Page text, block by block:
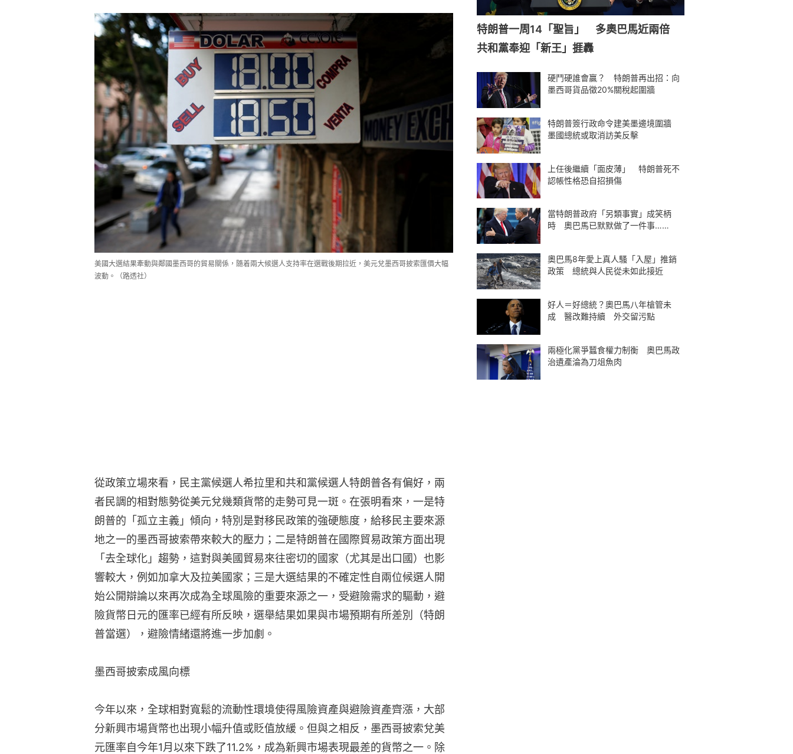
美國大選結果牽動與鄰國墨西哥的貿易關係，隨着兩大候選人支持率在選戰後期拉近，美元兌墨西哥披索匯價大幅
波動。（路透社）
從政策立場來看，民主黨候選人希拉里和共和黨候選人特朗普各有偏好，兩
者民調的相對態勢從美元兌幾類貨幣的走勢可見一斑。在張明看來，一是特
朗普的「孤立主義」傾向，特別是對移民政策的強硬態度，給移民主要來源
地之一的墨西哥披索帶來較大的壓力；二是特朗普在國際貿易政策方面出現
「去全球化」趨勢，這對與美國貿易來往密切的國家（尤其是出口國）也影
響較大，例如加拿大及拉美國家；三是大選結果的不確定性自兩位候選人開
始公開辯論以來再次成為全球風險的重要來源之一，受避險需求的驅動，避
險貨幣日元的匯率已經有所反映，選舉結果如果與市場預期有所差別（特朗
普當選），避險情緒還將進一步加劇。
墨西哥披索成風向標
今年以來，全球相對寬鬆的流動性環境使得風險資產與避險資產齊漲，大部
分新興市場貨幣也出現小幅升值或貶值放緩。但與之相反，墨西哥披索兌美
元匯率自今年1月以來下跌了11.2%，成為新興市場表現最差的貨幣之一。除
特朗普一周14「聖旨」 多奧巴馬近兩倍
共和黨奉迎「新王」捱轟
硬鬥硬誰會贏？ 特朗普再出招：向
墨西哥貨品徵20%關稅起圍牆
特朗普簽行政命令建美墨邊境圍牆
墨國總統或取消訪美反擊
上任後繼續「面皮薄」 特朗普死不
認帳性格恐自招損傷
當特朗普政府「另類事實」成笑柄
時 奧巴馬已默默做了一件事……
奧巴馬8年愛上真人騷「入屋」推銷
政策 總統與人民從未如此接近
好人＝好總統？奧巴馬八年槍管未
成 醫改難持續 外交留污點
兩極化黨爭蠶食權力制衡 奧巴馬政
治遺產淪為刀俎魚肉